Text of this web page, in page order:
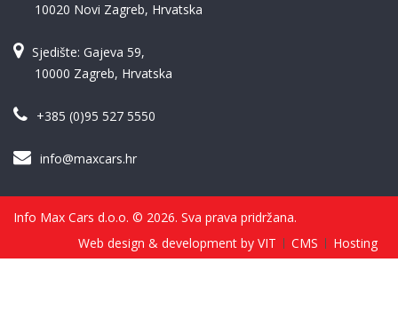
10020 Novi Zagreb, Hrvatska
Sjedište: Gajeva 59,
10000 Zagreb, Hrvatska
+385 (0)95 527 5550
info@maxcars.hr
Info Max Cars d.o.o. © 2026. Sva prava pridržana.
Web design & development by VIT
CMS Hosting